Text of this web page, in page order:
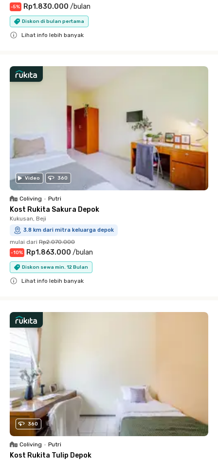
-5% Rp1.830.000 /bulan
Diskon di bulan pertama
Lihat info lebih banyak
Video 360
Coliving • Putri
Kost Rukita Sakura Depok
Kukusan, Beji
3.8 km dari mitra keluarga depok
mulai dari Rp2.070.000
-10% Rp1.863.000 /bulan
Diskon sewa min. 12 Bulan
Lihat info lebih banyak
360
Coliving • Putri
Kost Rukita Tulip Depok